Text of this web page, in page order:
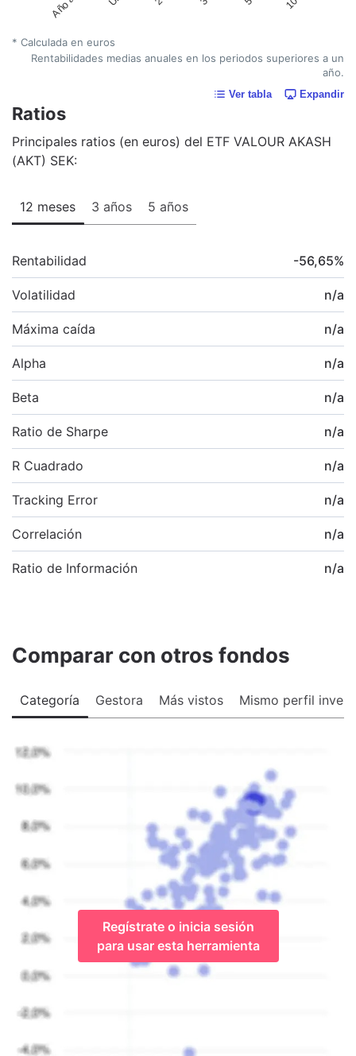
* Calculada en euros
Rentabilidades medias anuales en los periodos superiores a un
año.
Ver tabla Expandir
Ratios
Principales ratios (en euros) del ETF VALOUR AKASH
(AKT) SEK:
12 meses 3 años 5 años
Rentabilidad -56,65%
Volatilidad n/a
Máxima caída n/a
Alpha n/a
Beta n/a
Ratio de Sharpe n/a
R Cuadrado n/a
Tracking Error n/a
Correlación n/a
Ratio de Información n/a
Comparar con otros fondos
Categoría Gestora Más vistos Mismo perfil
Regístrate o inicia sesión
para usar esta herramienta